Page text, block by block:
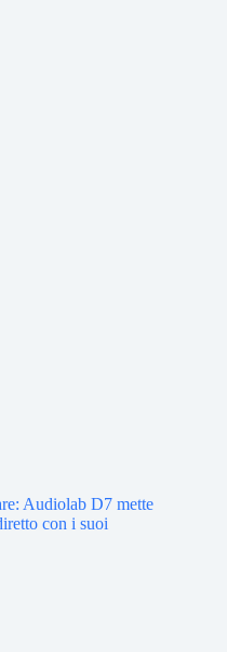
Audiolab D7 mette
con i suoi